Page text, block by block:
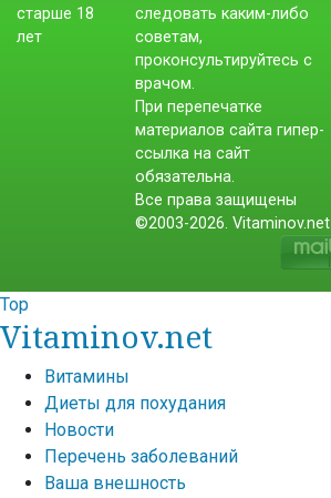
следовать каким-либо
советам,
проконсультируйтесь с
врачом.
При перепечатке
материалов сайта гипер-
ссылка на сайт
обязательна.
Все права защищены
©2003-2026. Vitaminov.net
Top
Vitaminov.net
Витамины
Диеты для похудания
Новости
Перечень заболеваний
Ваша внешность